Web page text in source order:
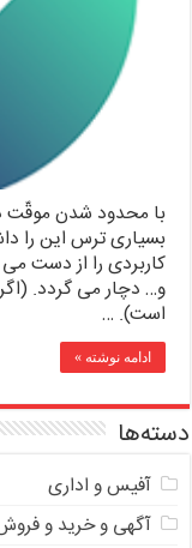
با محدود شدن موقّت
بسیاری ترس این را
کاربردی را از دست
و… دچار می گردد.
است). …
ادامه نوشته »
دسته‌ها
آفیس و اداری
آگهی و خرید و